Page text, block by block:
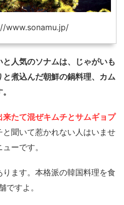
www.sonamu.jp/
人気のソナムは、じゃがいも
煮込んだ朝鮮の鍋料理、カム
たて混ぜキムチとサムギョプ
と聞いて惹かれない人はいませ
ーです。
ます。本格派の韓国料理を食
ですよ。